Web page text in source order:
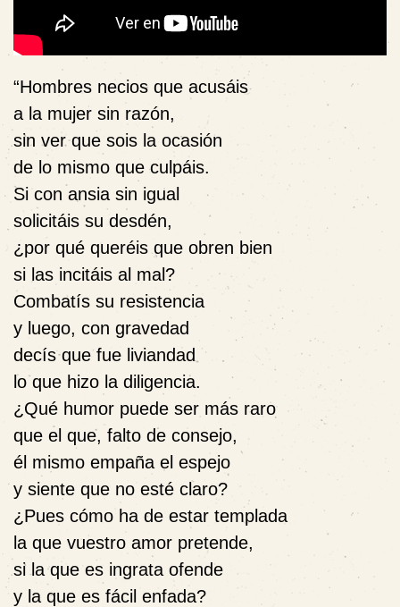
“Hombres necios que acusáis
a la mujer sin razón,
sin ver que sois la ocasión
de lo mismo que culpáis.
Si con ansia sin igual
solicitáis su desdén,
¿por qué queréis que obren bien
si las incitáis al mal?
Combatís su resistencia
y luego, con gravedad
decís que fue liviandad
lo que hizo la diligencia.
¿Qué humor puede ser más raro
que el que, falto de consejo,
él mismo empaña el espejo
y siente que no esté claro?
¿Pues cómo ha de estar templada
la que vuestro amor pretende,
si la que es ingrata ofende
y la que es fácil enfada?